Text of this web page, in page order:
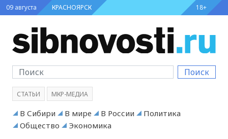
09 августа КРАСНОЯРСК 18+
Поиск
СТАТЬИ МКР-МЕДИА
В Сибири В мире В России
Политика
Общество
Экономика